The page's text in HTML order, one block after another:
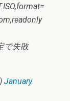
で失敗
January